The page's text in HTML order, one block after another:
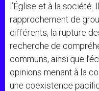
l’Église et à la société.
rapprochement de
différents, la rupture
recherche de
communs, ainsi que
opinions menant à la
une coexistence